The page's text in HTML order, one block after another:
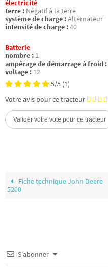
électricité
terre : Négatif à la terre
système de charge :Alternateur
intensité de charge :40
Batterie
nombre : 1
ampérage de démarrage à froid :
voltage : 12
5/5 (1)
Votre avis pour ce tracteur
Fiche technique John Deere
5200
S’abonner